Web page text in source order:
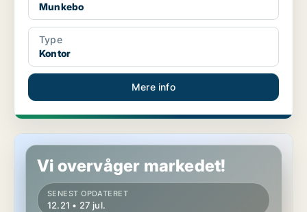
Munkebo
Type
Kontor
Mere info
Kontor i Munkebo
Vi overvåger markedet!
SENEST OPDATERET
12.21 • 27 jul.